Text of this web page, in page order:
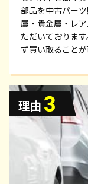
部品を中古パー
属・貴金属・レ
ただいておりま
ず買い取ることが